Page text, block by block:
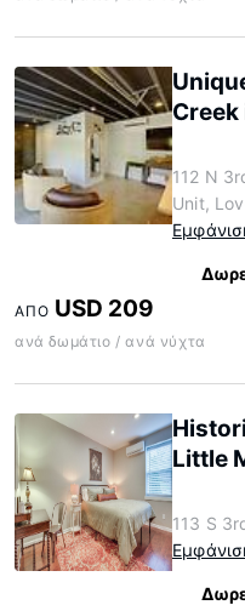
112 N
Unit,
ΑΠΌ USD 209
ανά δωμάτιο / ανά νύχτα
Little
113 S